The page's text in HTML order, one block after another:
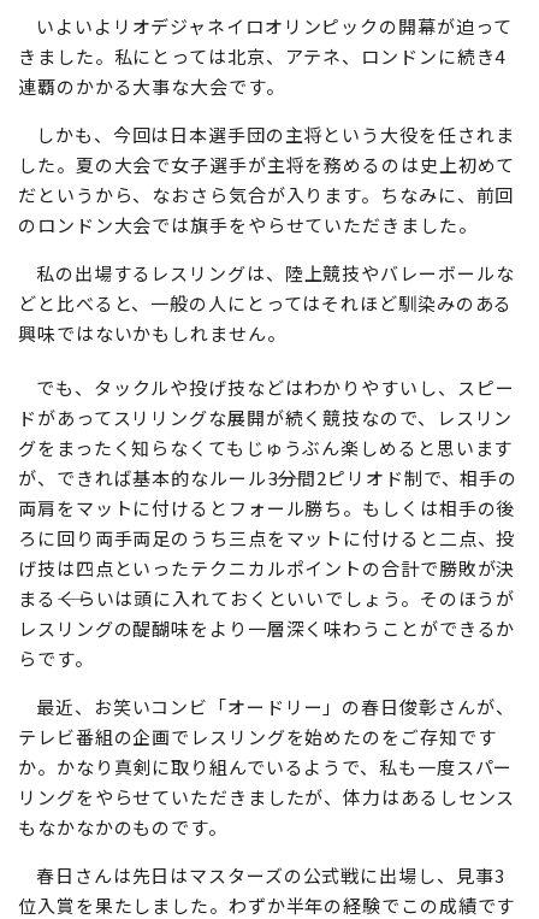
いよいよリオデジャネイロオリンピックの開幕が迫って
きました。私にとっては北京、アテネ、ロンドンに続き4
連覇のかかる大事な大会です。
しかも、今回は日本選手団の主将という大役を任されま
した。夏の大会で女子選手が主将を務めるのは史上初めて
だというから、なおさら気合が入ります。ちなみに、前回
のロンドン大会では旗手をやらせていただきました。
私の出場するレスリングは、陸上競技やバレーボールな
どと比べると、一般の人にとってはそれほど馴染みのある
興味ではないかもしれません。
でも、タックルや投げ技などはわかりやすいし、スピー
ドがあってスリリングな展開が続く競技なので、レスリン
グをまったく知らなくてもじゅうぶん楽しめると思います
が、できれば基本的なルール――3分間2ピリオド制で、相手の
両肩をマットに付けるとフォール勝ち。もしくは相手の後
ろに回り両手両足のうち三点をマットに付けると二点、投
げ技は四点といったテクニカルポイントの合計で勝敗が決
まる――くらいは頭に入れておくといいでしょう。そのほうが
レスリングの醍醐味をより一層深く味わうことができるか
らです。
最近、お笑いコンビ「オードリー」の春日俊彰さんが、
テレビ番組の企画でレスリングを始めたのをご存知です
か。かなり真剣に取り組んでいるようで、私も一度スパー
リングをやらせていただきましたが、体力はあるしセンス
もなかなかのものです。
春日さんは先日はマスターズの公式戦に出場し、見事3
位入賞を果たしました。わずか半年の経験でこの成績です